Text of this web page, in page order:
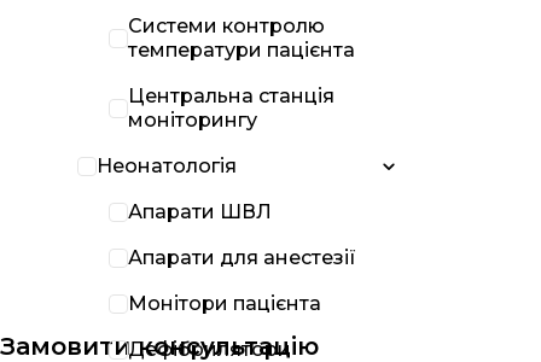
Замовити консультацію
Системи контролю
температури пацієнта
Центральна станція
моніторингу
Неонатологія
Апарати ШВЛ
Апарати для анестезії
Монітори пацієнта
Дефібрилятори